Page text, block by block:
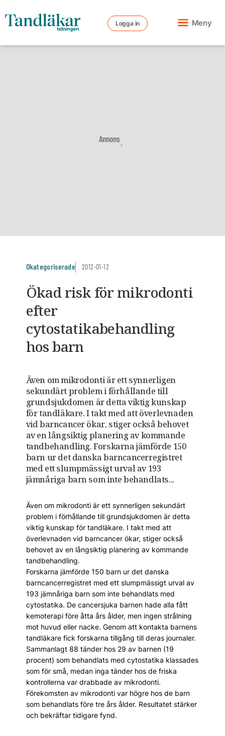
Logga in Meny
Annons
Okategoriserade 2012-01-12
Ökad risk för mikrodonti
efter
cytostatikabehandling
hos barn
Även om mikrodonti är ett synnerligen
sekundärt problem i förhållande till
grundsjukdomen är detta viktig kunskap
för tandläkare. I takt med att överlevnaden
vid barncancer ökar, stiger också behovet
av en långsiktig planering av kommande
tandbehandling. Forskarna jämförde 150
barn ur det danska barncancerregistret
med ett slumpmässigt urval av 193
jämnåriga barn som inte behandlats...
Även om mikrodonti är ett synnerligen sekundärt
problem i förhållande till grundsjukdomen är detta
viktig kunskap för tandläkare. I takt med att
överlevnaden vid barncancer ökar, stiger också
behovet av en långsiktig planering av kommande
tandbehandling.
Forskarna jämförde 150 barn ur det danska
barncancerregistret med ett slumpmässigt urval av
193 jämnåriga barn som inte behandlats med
cytostatika. De cancersjuka barnen hade alla fått
kemoterapi före åtta års ålder, men ingen strålning
mot huvud eller nacke. Genom att kontakta barnens
tandläkare fick forskarna tillgång till deras journaler.
Sammanlagt 88 tänder hos 29 av barnen (19
procent) som behandlats med cytostatika klassades
som för små, medan inga tänder hos de friska
kontrollerna var drabbade av mikrodonti.
Förekomsten av mikrodonti var högre hos de barn
som behandlats före tre års ålder. Resultatet stärker
och bekräftar tidigare fynd.